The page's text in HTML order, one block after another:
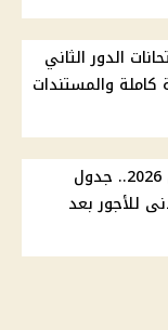
الدور الثاني
كاملة والمستندات
موعد صرف مرتبات أغسطس 2026.. جدول
للأجور بعد